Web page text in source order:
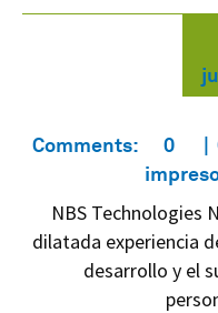
Comments: 0
NBS Technologies
dilatada experiencia
desarrollo y el